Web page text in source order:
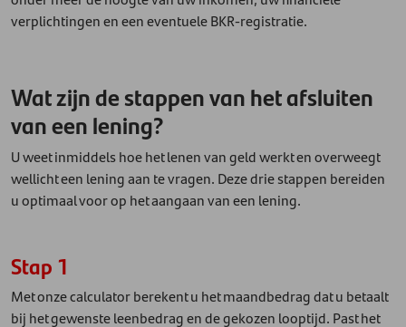
verplichtingen en een eventuele BKR-registratie.
Wat zijn de stappen van het afsluiten
van een lening?
U weet inmiddels hoe het lenen van geld werkt en overweegt
wellicht een lening aan te vragen. Deze drie stappen bereiden
u optimaal voor op het aangaan van een lening.
Stap 1
Met onze calculator berekent u het maandbedrag dat u betaalt
bij het gewenste leenbedrag en de gekozen looptijd. Past het